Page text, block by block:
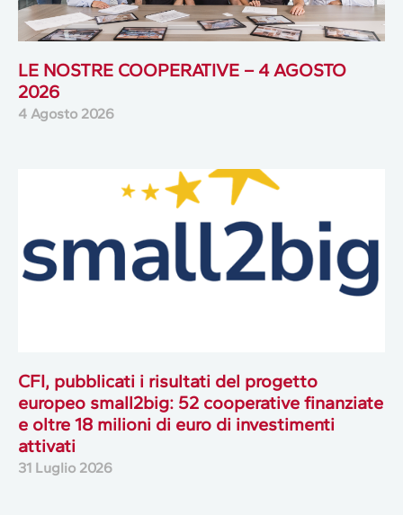
LE NOSTRE COOPERATIVE – 4 AGOSTO
2026
4 Agosto 2026
CFI, pubblicati i risultati del progetto
europeo small2big: 52 cooperative finanziate
e oltre 18 milioni di euro di investimenti
attivati
31 Luglio 2026